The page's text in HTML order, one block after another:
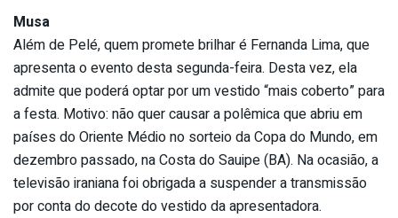
Musa
Além de Pelé, quem promete brilhar é Fernanda Lima, que
apresenta o evento desta segunda-feira. Desta vez, ela
admite que poderá optar por um vestido “mais coberto” para
a festa. Motivo: não quer causar a polêmica que abriu em
países do Oriente Médio no sorteio da Copa do Mundo, em
dezembro passado, na Costa do Sauipe (BA). Na ocasião, a
televisão iraniana foi obrigada a suspender a transmissão
por conta do decote do vestido da apresentadora.